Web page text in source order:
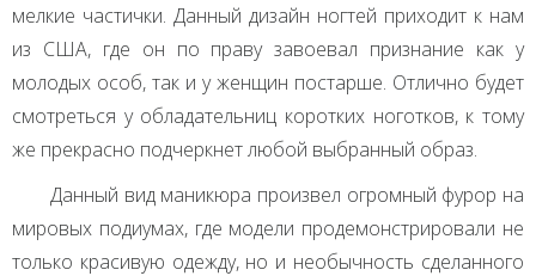
мелкие частички. Данный дизайн ногтей приходит к нам
из США, где он по праву завоевал признание как у
молодых особ, так и у женщин постарше. Отлично будет
смотреться у обладательниц коротких ноготков, к тому
же прекрасно подчеркнет любой выбранный образ.
Данный вид маникюра произвел огромный фурор на
мировых подиумах, где модели продемонстрировали не
только красивую одежду, но и необычность сделанного